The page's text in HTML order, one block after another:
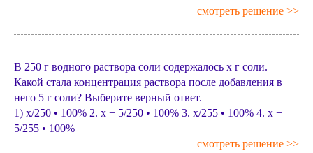
смотреть решение >>
В 250 г водного раствора соли содержалось х г соли.
Какой стала концентрация раствора после добавления в
него 5 г соли? Выберите верный ответ.
1) x/250 • 100% 2. x + 5/250 • 100% 3. x/255 • 100% 4. x +
5/255 • 100%
смотреть решение >>